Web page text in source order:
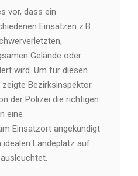
vor, dass ein
Einsätzen z.B.
Gelände oder
wird. Um für diesen
zeigte Bezirksinspektor
der Polizei die richtigen
eine
Einsatzort angekündigt
idealen Landeplatz auf